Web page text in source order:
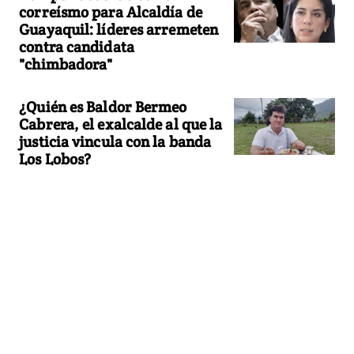
correísmo para Alcaldía de
Guayaquil: líderes arremeten
contra candidata
"chimbadora"
¿Quién es Baldor Bermeo
Cabrera, el exalcalde al que la
justicia vincula con la banda
Los Lobos?